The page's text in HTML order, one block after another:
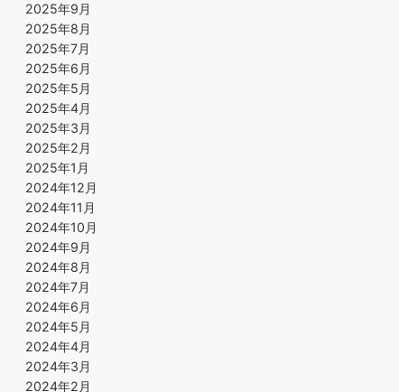
2025年9月
2025年8月
2025年7月
2025年6月
2025年5月
2025年4月
2025年3月
2025年2月
2025年1月
2024年12月
2024年11月
2024年10月
2024年9月
2024年8月
2024年7月
2024年6月
2024年5月
2024年4月
2024年3月
2024年2月